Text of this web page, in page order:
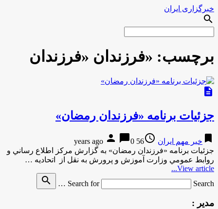
خبرگزاری ایران
search
برچسب: «فرزندان «فرزندان
description
جزئیات برنامه‌‌ «فرزندان رمضان»
bookmark خبر مهم ایران access_time
56 years ago
person chat_bubble0
جزئیات برنامه‌‌ «فرزندان رمضان» به گزارش مركز اطلاع رساني و
روابط عمومي وزارت آموزش و پرورش به نقل از اتحادیه …
View article...
Search for
Search …
search
مدیر :